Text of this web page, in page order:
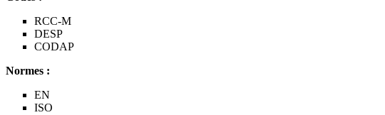
RCC-M
DESP
CODAP
Normes :
EN
ISO